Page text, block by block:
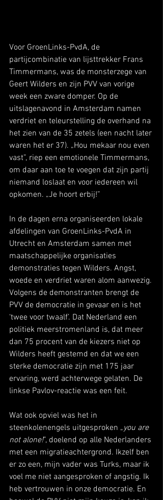
Voor GroenLinks-PvdA, de
partijcombinatie van lijsttrekker Frans
Timmermans, was de monsterzege van
Geert Wilders en zijn PVV van vorige
week een zware domper. Op de
uitslagenavond in Amsterdam namen
verdriet en teleurstelling de overhand na
het zien van de 35 zetels (een nacht later
waren het er 37). „Hou mekaar nou even
vast”, riep een emotionele Timmermans,
om daar aan toe te voegen dat zijn partij
niemand loslaat en voor iedereen wil
opkomen. „Je hoort erbij!”
In de dagen erna organiseerden lokale
afdelingen van GroenLinks-PvdA in
Utrecht en Amsterdam samen met
maatschappelijke organisaties
demonstraties tegen Wilders. Angst,
woede en verdriet waren alom aanwezig.
Volgens de demonstranten brengt de
PVV de democratie in gevaar en is het
‘twee voor twaalf’. Dat Nederland een
politiek meerstromenland is, dat meer
dan 75 procent van de kiezers niet op
Wilders heeft gestemd en dat we een
sterke democratie zijn met 175 jaar
ervaring, werd achterwege gelaten. De
linkse Pavlov-reactie was een feit.
Wat ook opviel was het in
steenkolenengels uitgesproken „you are
not alone!”, doelend op alle Nederlanders
met een migratieachtergrond. Ikzelf ben
er zo een, mijn vader was Turks, maar ik
voel me niet aangesproken of angstig. Ik
heb vertrouwen in onze democratie. En